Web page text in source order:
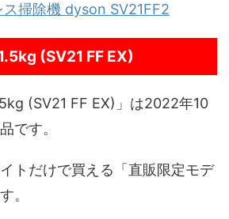
ス掃除機 dyson SV21FF2
(SV21 FF EX)
(SV21 FF EX)」は2022年10
です。
トだけで買える「直販限定モデ
。